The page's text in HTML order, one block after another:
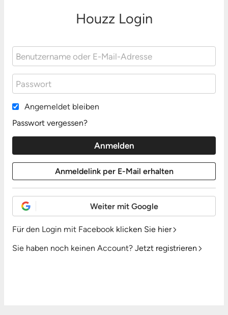
Houzz Login
Angemeldet bleiben
Passwort vergessen?
Weiter mit Google
Für den Login mit Facebook klicken Sie hier
Sie haben noch keinen Account? Jetzt registrieren